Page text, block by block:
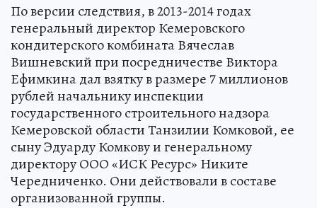
По версии следствия, в 2013-2014 годах
генеральный директор Кемеровского
кондитерского комбината Вячеслав
Вишневский при посредничестве Виктора
Ефимкина дал взятку в размере 7 миллионов
рублей начальнику инспекции
государственного строительного надзора
Кемеровской области Танзилии Комковой, ее
сыну Эдуарду Комкову и генеральному
директору ООО «ИСК Ресурс» Никите
Чередниченко. Они действовали в составе
организованной группы.